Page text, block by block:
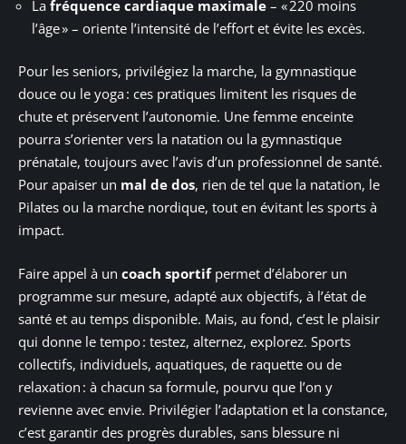
La fréquence cardiaque maximale – « 220 moins
l’âge » – oriente l’intensité de l’effort et évite les excès.
Pour les seniors, privilégiez la marche, la gymnastique
douce ou le yoga : ces pratiques limitent les risques de
chute et préservent l’autonomie. Une femme enceinte
pourra s’orienter vers la natation ou la gymnastique
prénatale, toujours avec l’avis d’un professionnel de santé.
Pour apaiser un mal de dos, rien de tel que la natation, le
Pilates ou la marche nordique, tout en évitant les sports à
impact.
Faire appel à un coach sportifpermet d’élaborer un
programme sur mesure, adapté aux objectifs, à l’état de
santé et au temps disponible. Mais, au fond, c’est le plaisir
qui donne le tempo : testez, alternez, explorez. Sports
collectifs, individuels, aquatiques, de raquette ou de
relaxation : à chacun sa formule, pourvu que l’on y
revienne avec envie. Privilégier l’adaptation et la constance,
c’est garantir des progrès durables, sans blessure ni